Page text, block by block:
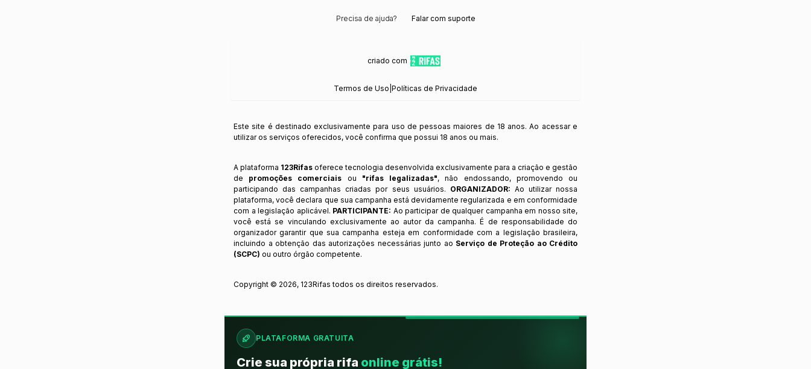
Precisa de ajuda? Falar com suporte
criado com
Termos de Uso Políticas de Privacidade
Este site é destinado exclusivamente para uso de pessoas maiores de 18 anos. Ao acessar e
utilizar os serviços oferecidos, você confirma que possui 18 anos ou mais.
A plataforma 123Rifas oferece tecnologia desenvolvida exclusivamente para a criação e gestão
de promoções comerciais ou "rifas legalizadas", não endossando, promovendo ou
participando das campanhas criadas por seus usuários. ORGANIZADOR: Ao utilizar nossa
plataforma, você declara que sua campanha está devidamente regularizada e em conformidade
com a legislação aplicável. PARTICIPANTE: Ao participar de qualquer campanha em nosso site,
você está se vinculando exclusivamente ao autor da campanha. É de responsabilidade do
organizador garantir que sua campanha esteja em conformidade com a legislação brasileira,
incluindo a obtenção das autorizações necessárias junto ao Serviço de Proteção ao Crédito
(SCPC) ou outro órgão competente.
Copyright © 2026, 123Rifas todos os direitos reservados.
PLATAFORMA GRATUITA
Crie sua própria rifa online grátis!